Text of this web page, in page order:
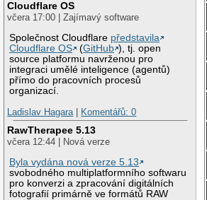
Cloudflare OS
včera 17:00 | Zajímavý software
Společnost Cloudflare představila
Cloudflare OS
(GitHub ), tj. open
source platformu navrženou pro
integraci umělé inteligence (agentů)
přímo do pracovních procesů
organizací.
Ladislav Hagara
Komentářů: 0
RawTherapee 5.13
včera 12:44 | Nová verze
Byla vydána nová verze 5.13
svobodného multiplatformního softwaru
pro konverzi a zpracování digitálních
fotografií primárně ve formátů RAW